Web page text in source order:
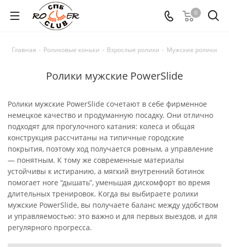
0
Главная - Роликовые коньки - Взрослые ролики - Мужские ролики
Ролики мужские PowerSlide
Ролики мужские PowerSlide сочетают в себе фирменное
немецкое качество и продуманную посадку. Они отлично
подходят для прогулочного катания: колеса и общая
конструкция рассчитаны на типичные городские
покрытия, поэтому ход получается ровным, а управление
— понятным. К тому же современные материалы
устойчивы к истиранию, а мягкий внутренний ботинок
помогает ноге “дышать”, уменьшая дискомфорт во время
длительных тренировок. Когда вы выбираете ролики
мужские PowerSlide, вы получаете баланс между удобством
и управляемостью: это важно и для первых выездов, и для
регулярного прогресса.